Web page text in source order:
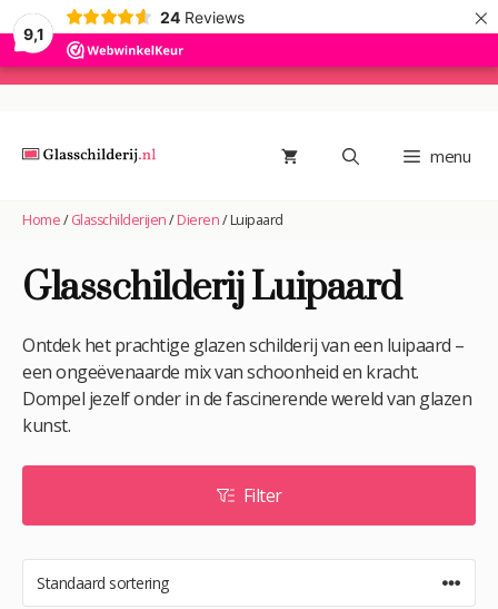
9,1
24 Reviews ×
Ga
inhoud
menu
Home/Glasschilderijen/Dieren/Luipaard
Glasschilderij Luipaard
Ontdek het prachtige glazen schilderij van een luipaard –
een ongeëvenaarde mix van schoonheid en kracht.
Dompel jezelf onder in de fascinerende wereld van glazen
kunst.
Filter